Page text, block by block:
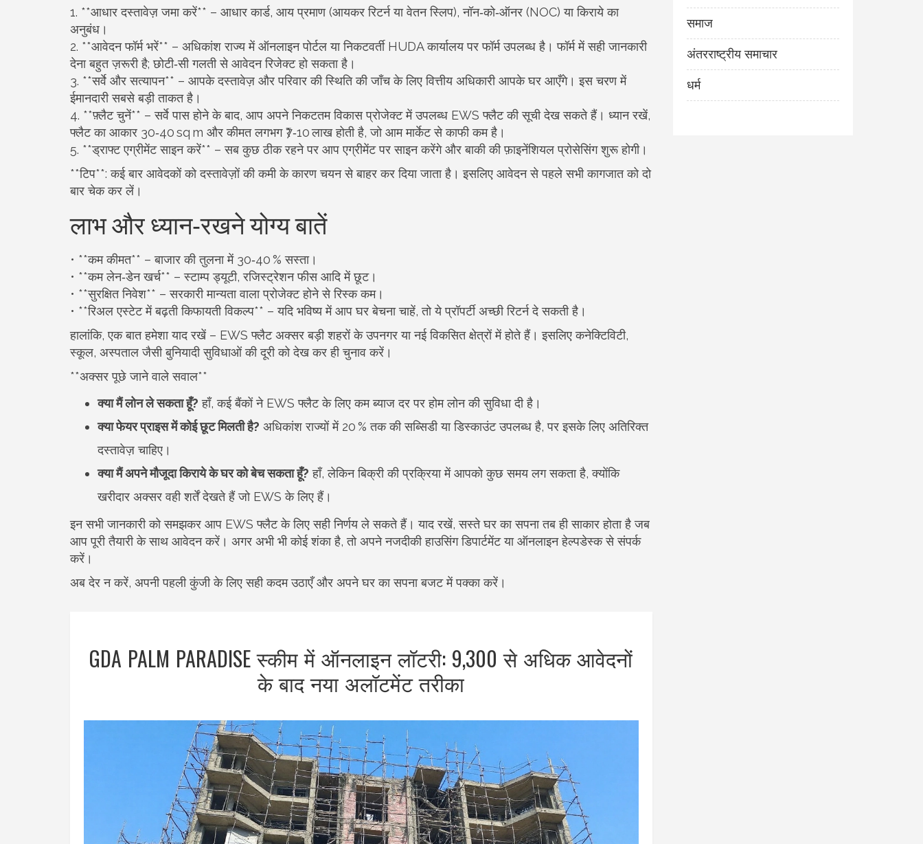
1. **आधार दस्तावेज़ जमा करें** – आधार कार्ड, आय प्रमाण (आयकर रिटर्न या वेतन स्लिप), नॉन‑को‑ऑनर (NOC) या किराये का
अनुबंध।
2. **आवेदन फॉर्म भरें** – अधिकांश राज्य में ऑनलाइन पोर्टल या निकटवर्ती HUDA कार्यालय पर फॉर्म उपलब्ध है। फॉर्म में सही जानकारी
देना बहुत ज़रूरी है; छोटी‑सी गलती से आवेदन रिजेक्ट हो सकता है।
3. **सर्वे और सत्यापन** – आपके दस्तावेज़ और परिवार की स्थिति की जाँच के लिए वित्तीय अधिकारी आपके घर आएँगे। इस चरण में
ईमानदारी सबसे बड़ी ताकत है।
4. **फ़्लैट चुनें** – सर्वे पास होने के बाद, आप अपने निकटतम विकास प्रोजेक्ट में उपलब्ध EWS फ्लैट की सूची देख सकते हैं। ध्यान रखें,
फ्लैट का आकार 30‑40 sq m और कीमत लगभग ₹7‑10 लाख होती है, जो आम मार्केट से काफी कम है।
5. **ड्राफ्ट एग्रीमेंट साइन करें** – सब कुछ ठीक रहने पर आप एग्रीमेंट पर साइन करेंगे और बाकी की फ़ाइनेंशियल प्रोसेसिंग शुरू होगी।
**टिप**: कई बार आवेदकों को दस्तावेज़ों की कमी के कारण चयन से बाहर कर दिया जाता है। इसलिए आवेदन से पहले सभी कागजात को दो
बार चेक कर लें।
लाभ और ध्यान‑रखने योग्य बातें
• **कम कीमत** – बाजार की तुलना में 30‑40 % सस्ता।
• **कम लेन‑डेन खर्च** – स्टाम्प ड्यूटी, रजिस्ट्रेशन फीस आदि में छूट।
• **सुरक्षित निवेश** – सरकारी मान्यता वाला प्रोजेक्ट होने से रिस्क कम।
• **रिअल एस्टेट में बढ़ती किफायती विकल्प** – यदि भविष्य में आप घर बेचना चाहें, तो ये प्रॉपर्टी अच्छी रिटर्न दे सकती है।
हालांकि, एक बात हमेशा याद रखें – EWS फ्लैट अक्सर बड़ी शहरों के उपनगर या नई विकसित क्षेत्रों में होते हैं। इसलिए कनेक्टिविटी,
स्कूल, अस्पताल जैसी बुनियादी सुविधाओं की दूरी को देख कर ही चुनाव करें।
**अक्सर पूछे जाने वाले सवाल**
क्या मैं लोन ले सकता हूँ? हाँ, कई बैंकों ने EWS फ्लैट के लिए कम ब्याज दर पर होम लोन की सुविधा दी है।
क्या फेयर प्राइस में कोई छूट मिलती है? अधिकांश राज्यों में 20 % तक की सब्सिडी या डिस्काउंट उपलब्ध है, पर इसके लिए अतिरिक्त
दस्तावेज़ चाहिए।
क्या मैं अपने मौजूदा किराये के घर को बेच सकता हूँ? हाँ, लेकिन बिक्री की प्रक्रिया में आपको कुछ समय लग सकता है, क्योंकि
खरीदार अक्सर वही शर्तें देखते हैं जो EWS के लिए हैं।
इन सभी जानकारी को समझकर आप EWS फ्लैट के लिए सही निर्णय ले सकते हैं। याद रखें, सस्ते घर का सपना तब ही साकार होता है जब
आप पूरी तैयारी के साथ आवेदन करें। अगर अभी भी कोई शंका है, तो अपने नजदीकी हाउसिंग डिपार्टमेंट या ऑनलाइन हेल्पडेस्क से संपर्क
करें।
अब देर न करें, अपनी पहली कुंजी के लिए सही कदम उठाएँ और अपने घर का सपना बजट में पक्का करें।
GDA PALM PARADISE स्कीम में ऑनलाइन लॉटरी: 9,300 से अधिक आवेदनों
के बाद नया अलॉटमेंट तरीका
समाज
अंतरराष्ट्रीय समाचार
धर्म